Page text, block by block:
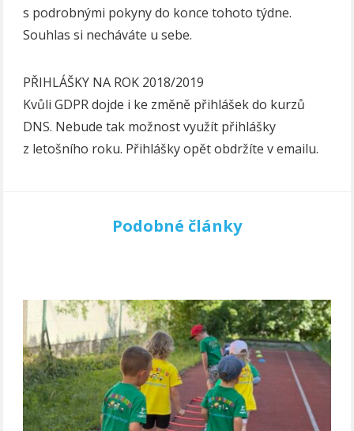
s podrobnými pokyny do konce tohoto týdne.
Souhlas si necháváte u sebe.
PŘIHLÁŠKY NA ROK 2018/2019
Kvůli GDPR dojde i ke změně přihlášek do kurzů
DNS. Nebude tak možnost využít přihlášky
z letošního roku. Přihlášky opět obdržíte v emailu.
Podobné články